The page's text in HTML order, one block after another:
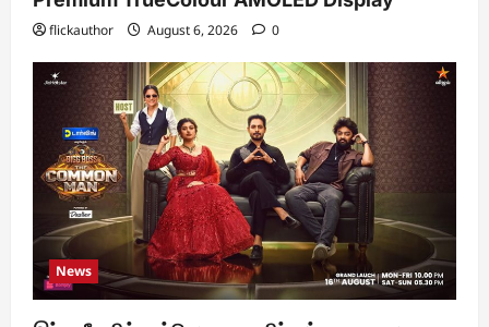
flickauthor August 6, 2026 0
News